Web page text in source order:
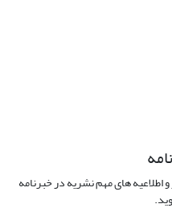
اطلاعیه های مهم نشریه در خبرنامه